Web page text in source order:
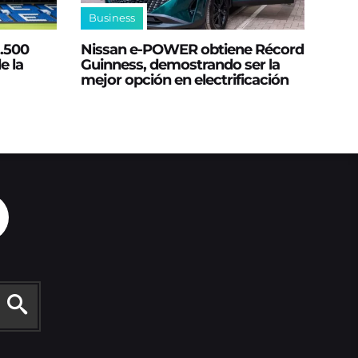
la
Business
Nissan e‑POWER obtiene Récord
Guinness, demostrando ser la
mejor opción en electrificación